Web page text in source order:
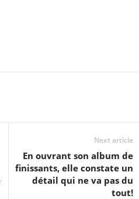
Next article
En ouvrant son album de
finissants, elle constate un
détail qui ne va pas du
tout!